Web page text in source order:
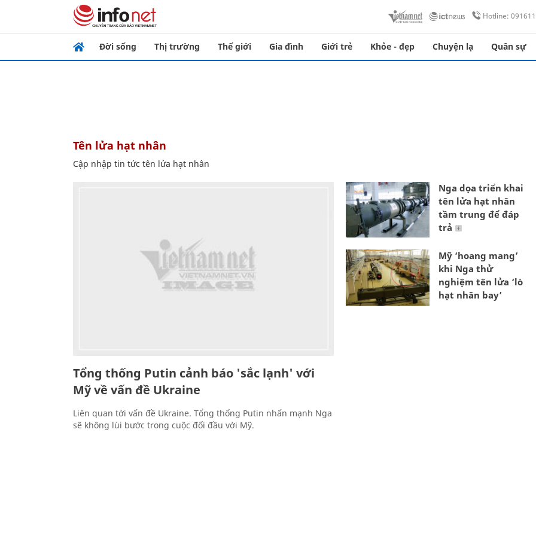
Hotline:
Đời sống Thị trường Thế giới Gia đình Giới trẻ Khỏe - đẹp Chuyện lạ Quân sự
tên lửa hạt nhân
Cập nhập tin tức tên lửa hạt nhân
Tổng thống Putin cảnh báo 'sắc lạnh' với
Mỹ về vấn đề Ukraine
Liên quan tới vấn đề Ukraine. Tổng thống Putin nhấn mạnh Nga
sẽ không lùi bước trong cuộc đối đầu với Mỹ.
Nga dọa triển khai
tên lửa hạt nhân
tầm trung để đáp
trả
Mỹ ‘hoang mang’
khi Nga thử
nghiệm tên lửa ‘lò
hạt nhân bay’